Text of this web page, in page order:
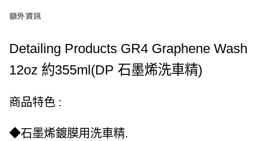
額外資訊
Detailing Products GR4 Graphene Wash
12oz 約355ml(DP 石墨烯洗車精)
商品特色 :
◆石墨烯鍍膜用洗車精.